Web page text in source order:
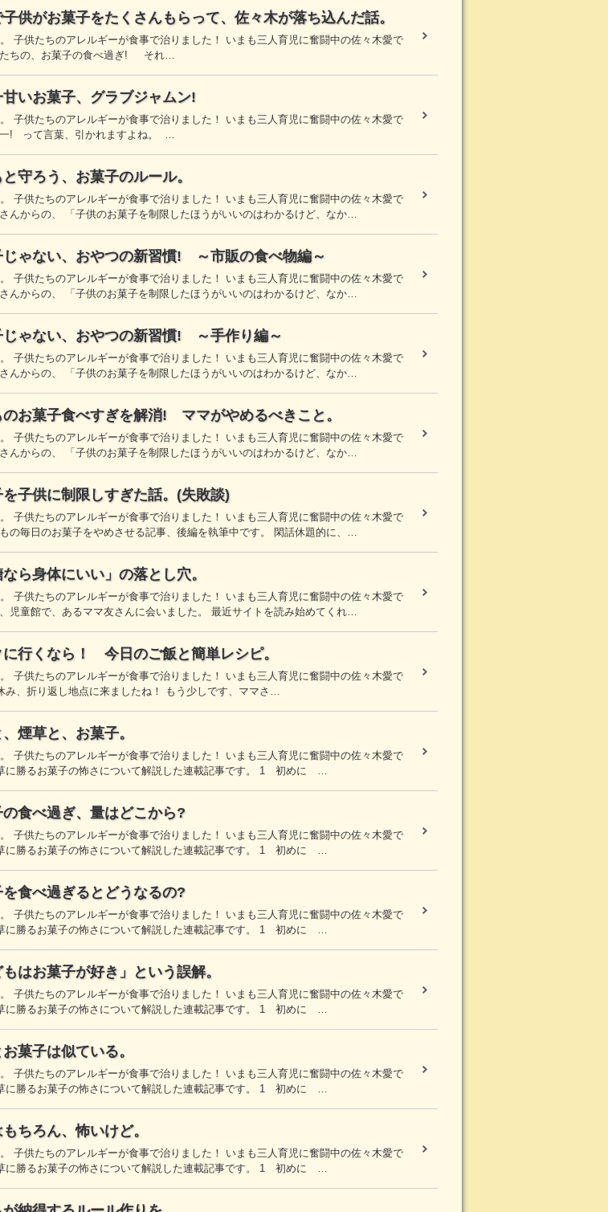
供がお菓子をたくさんもらって、佐々木が落ち込んだ話。
子供たちのアレルギーが食事で治りました！ いまも三人育児に奮闘中の佐々木愛で
ちの、お菓子の食べ過ぎ! それ…
いお菓子、グラブジャムン!
子供たちのアレルギーが食事で治りました！ いまも三人育児に奮闘中の佐々木愛で
! って言葉、引かれますよね。 …
守ろう、お菓子のルール。
子供たちのアレルギーが食事で治りました！ いまも三人育児に奮闘中の佐々木愛で
んからの、 「子供のお菓子を制限したほうがいいのはわかるけど、なか…
じゃない、おやつの新習慣! ～市販の食べ物編～
子供たちのアレルギーが食事で治りました！ いまも三人育児に奮闘中の佐々木愛で
んからの、 「子供のお菓子を制限したほうがいいのはわかるけど、なか…
じゃない、おやつの新習慣! ～手作り編～
子供たちのアレルギーが食事で治りました！ いまも三人育児に奮闘中の佐々木愛で
んからの、 「子供のお菓子を制限したほうがいいのはわかるけど、なか…
のお菓子食べすぎを解消! ママがやめるべきこと。
子供たちのアレルギーが食事で治りました！ いまも三人育児に奮闘中の佐々木愛で
んからの、 「子供のお菓子を制限したほうがいいのはわかるけど、なか…
を子供に制限しすぎた話。(失敗談)
子供たちのアレルギーが食事で治りました！ いまも三人育児に奮闘中の佐々木愛で
の毎日のお菓子をやめさせる記事、後編を執筆中です。 閑話休題的に、…
なら身体にいい」の落とし穴。
子供たちのアレルギーが食事で治りました！ いまも三人育児に奮闘中の佐々木愛で
児童館で、あるママ友さんに会いました。 最近サイトを読み始めてくれ…
に行くなら！ 今日のご飯と簡単レシピ。
子供たちのアレルギーが食事で治りました！ いまも三人育児に奮闘中の佐々木愛で
、折り返し地点に来ましたね！ もう少しです、ママさ…
煙草と、お菓子。
子供たちのアレルギーが食事で治りました！ いまも三人育児に奮闘中の佐々木愛で
勝るお菓子の怖さについて解説した連載記事です。 1 初めに …
の食べ過ぎ、量はどこから?
子供たちのアレルギーが食事で治りました！ いまも三人育児に奮闘中の佐々木愛で
勝るお菓子の怖さについて解説した連載記事です。 1 初めに …
を食べ過ぎるとどうなるの?
子供たちのアレルギーが食事で治りました！ いまも三人育児に奮闘中の佐々木愛で
勝るお菓子の怖さについて解説した連載記事です。 1 初めに …
もはお菓子が好き」という誤解。
子供たちのアレルギーが食事で治りました！ いまも三人育児に奮闘中の佐々木愛で
勝るお菓子の怖さについて解説した連載記事です。 1 初めに …
菓子は似ている。
子供たちのアレルギーが食事で治りました！ いまも三人育児に奮闘中の佐々木愛で
勝るお菓子の怖さについて解説した連載記事です。 1 初めに …
ちろん、怖いけど。
子供たちのアレルギーが食事で治りました！ いまも三人育児に奮闘中の佐々木愛で
勝るお菓子の怖さについて解説した連載記事です。 1 初めに …